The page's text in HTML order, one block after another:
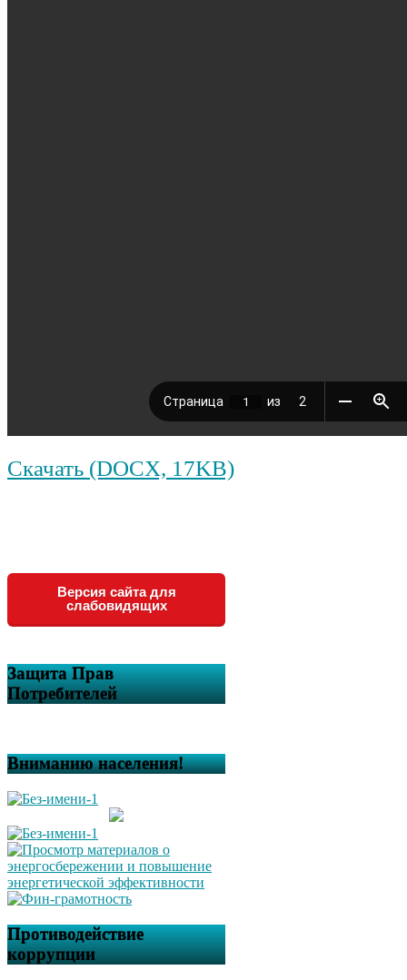
Скачать (DOCX, 17KB)
Версия сайта для
слабовидящих
Защита Прав
Потребителей
Вниманию населения!
Противодействие
коррупции